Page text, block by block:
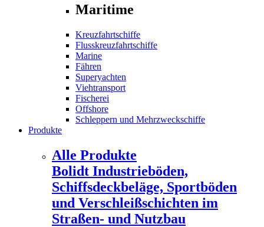
Maritime
Kreuzfahrtschiffe
Flusskreuzfahrtschiffe
Marine
Fähren
Superyachten
Viehtransport
Fischerei
Offshore
Schleppern und Mehrzweckschiffe
Produkte
Alle Produkte
Bolidt Industrieböden,
Schiffsdeckbeläge, Sportböden
und Verschleißschichten im
Straßen- und Nutzbau